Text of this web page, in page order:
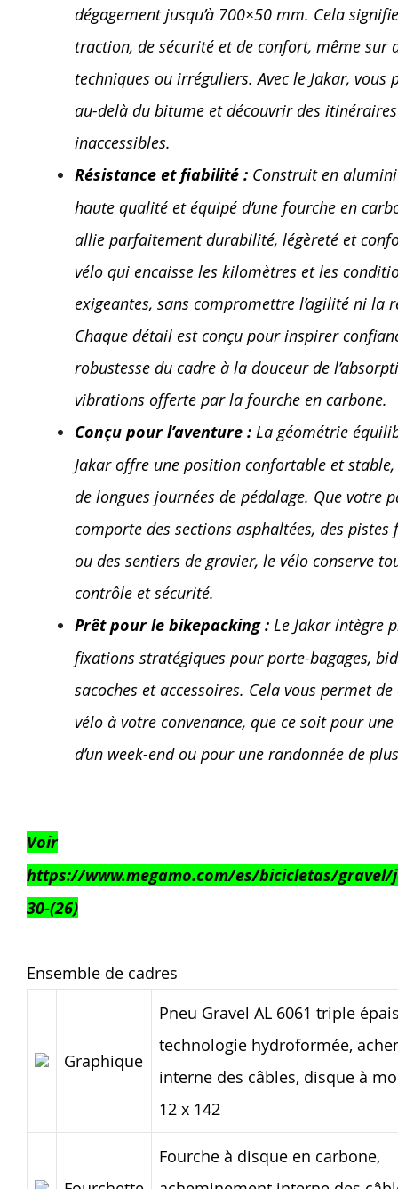
dégagement jusqu’à 700×50 mm. Cela
traction, de sécurité et de confort, même sur
techniques ou irréguliers. Avec le Jakar, vous
au-delà du bitume et découvrir des
inaccessibles.
Résistance et fiabilité : Construit en
haute qualité et équipé d’une fourche en
allie parfaitement durabilité, légèreté et
vélo qui encaisse les kilomètres et les
exigeantes, sans compromettre l’agilité ni la
Chaque détail est conçu pour inspirer
robustesse du cadre à la douceur de
vibrations offerte par la fourche en carbone.
Conçu pour l’aventure : La géométrie
Jakar offre une position confortable et
de longues journées de pédalage. Que votre
comporte des sections asphaltées, des pistes
ou des sentiers de gravier, le vélo conserve
contrôle et sécurité.
Prêt pour le bikepacking : Le Jakar intègre
fixations stratégiques pour porte-bagages,
sacoches et accessoires. Cela vous permet
vélo à votre convenance, que ce soit pour une
d’un week-end ou pour une randonnée de
Voir
https://www.megamo.com/es/bicicletas/
30-(26)
Ensemble de cadres
Graphique
Pneu Gravel AL 6061 triple
technologie hydroformée,
interne des câbles, disque à
12 x 142
Fourche à disque en carbone,